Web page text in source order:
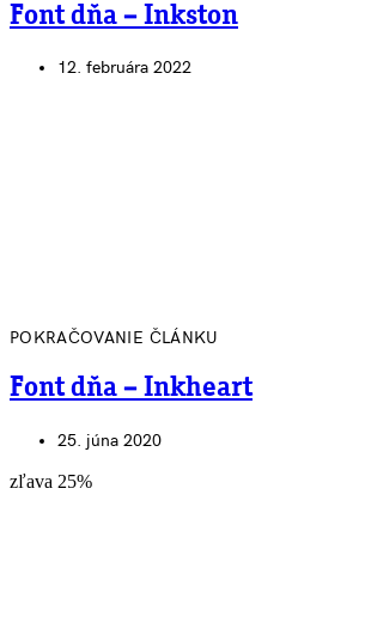
Font dňa – Inkston
12. februára 2022
POKRAČOVANIE ČLÁNKU
Font dňa – Inkheart
25. júna 2020
zľava 25%